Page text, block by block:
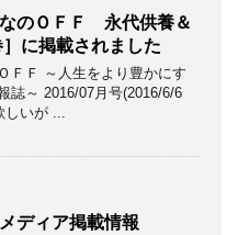
なのＯＦＦ 永代供養＆
に掲載されました
ＦＦ ～人生をより豊かにす
誌～ 2016/07月号(2016/6/6
しいが ...
ディア掲載情報